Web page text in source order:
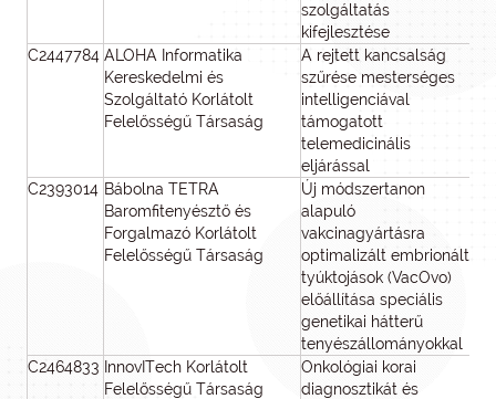
szolgáltatás
kifejlesztése
C2447784 ALOHA Informatika
Kereskedelmi és
Szolgáltató Korlátolt
Felelősségű Társaság
A rejtett kancsalság
szűrése mesterséges
intelligenciával
támogatott
telemedicinális
eljárással
C2393014 Bábolna TETRA
Baromfitenyésztő és
Forgalmazó Korlátolt
Felelősségű Társaság
Új módszertanon
alapuló
vakcinagyártásra
optimalizált embrionált
tyúktojások (VacOvo)
előállítása speciális
genetikai hátterű
tenyészállományokkal
C2464833 InnovITech Korlátolt
Felelősségű Társaság
Onkológiai korai
diagnosztikát és